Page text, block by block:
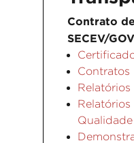
Contrato
SECEV/GOV
Contratos
Qualidade